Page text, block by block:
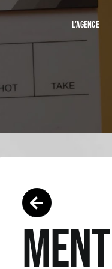
L’AGENCE